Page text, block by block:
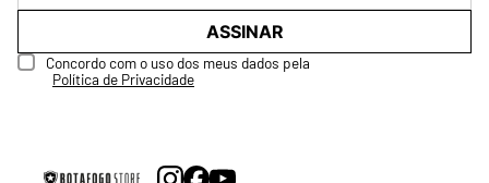
ASSINAR
Concordo com o uso dos meus dados pela
Política de Privacidade